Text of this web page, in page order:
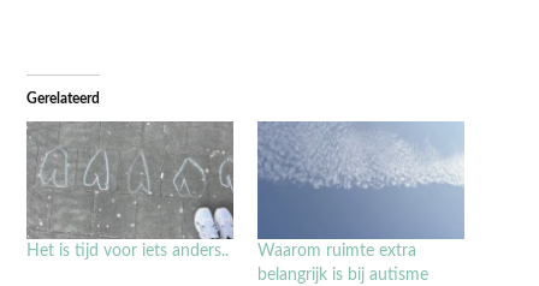
Gerelateerd
Het is tijd voor iets anders..
Waarom ruimte extra
belangrijk is bij autisme